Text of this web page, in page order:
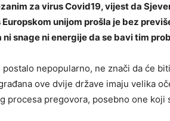
za virus Covid19, vijest da
unijom prošla je bez
snage ni energije da se bavi tim
nepopularno, ne znači da će
ove dvije države imaju velika
procesa pregovora, posebno one